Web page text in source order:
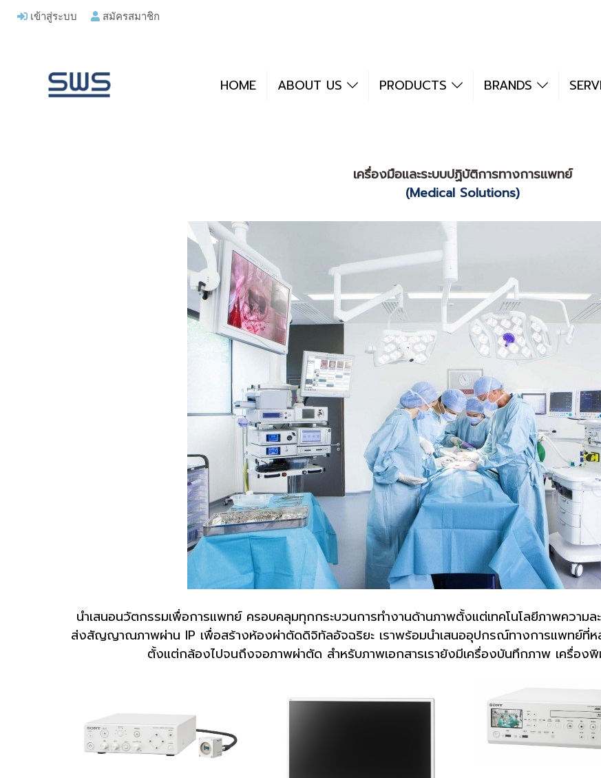
เข้าสู่ระบบ สมัครสมาชิก
HOME ABOUT US PRODUCTS BRANDS
เครื่องมือและระบบปฏิบัติการทางการเเพทย์
(Medical Solutions)
นำเสนอนวัตกรรมเพื่อการแพทย์ ครอบคลุมทุกกระบวนการทำงานด้านภาพตั้งแต่เทคโนโลยีภาพความ
ส่งสัญญาณภาพผ่าน IP เพื่อสร้างห้องผ่าตัดดิจิทัลอัจฉริยะ เราพร้อมนำเสนออุปกรณ์ทางการแพทย์ที่
ตั้งแต่กล้องไปจนถึงจอภาพผ่าตัด สำหรับภาพเอกสารเรายังมีเครื่องบันทึกภาพ เครื่อ